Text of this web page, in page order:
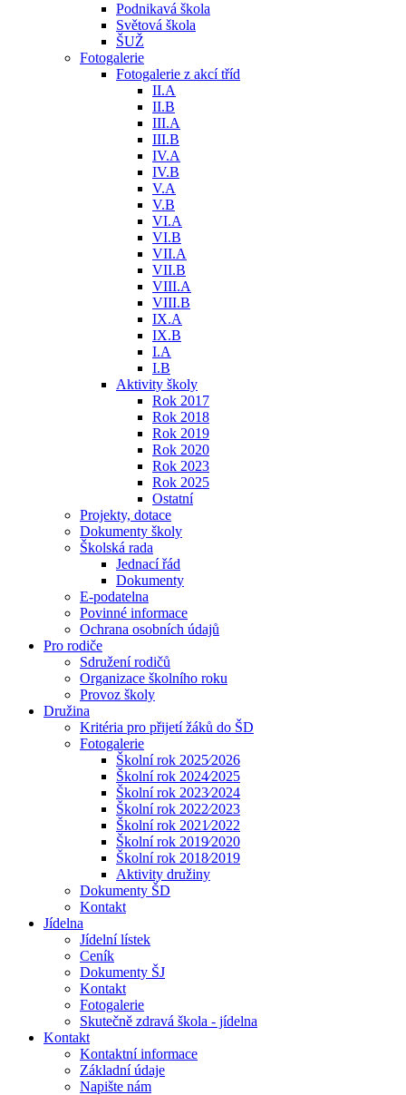
Podnikavá škola
Světová škola
ŠUŽ
Fotogalerie
Fotogalerie z akcí tříd
II.A
II.B
III.A
III.B
IV.A
IV.B
V.A
V.B
VI.A
VI.B
VII.A
VII.B
VIII.A
VIII.B
IX.A
IX.B
I.A
I.B
Aktivity školy
Rok 2017
Rok 2018
Rok 2019
Rok 2020
Rok 2023
Rok 2025
Ostatní
Projekty, dotace
Dokumenty školy
Školská rada
Jednací řád
Dokumenty
E-podatelna
Povinné informace
Ochrana osobních údajů
Pro rodiče
Sdružení rodičů
Organizace školního roku
Provoz školy
Družina
Kritéria pro přijetí žáků do ŠD
Fotogalerie
Školní rok 2025⁄2026
Školní rok 2024⁄2025
Školní rok 2023⁄2024
Školní rok 2022⁄2023
Školní rok 2021⁄2022
Školní rok 2019⁄2020
Školní rok 2018⁄2019
Aktivity družiny
Dokumenty ŠD
Kontakt
Jídelna
Jídelní lístek
Ceník
Dokumenty ŠJ
Kontakt
Fotogalerie
Skutečně zdravá škola - jídelna
Kontakt
Kontaktní informace
Základní údaje
Napište nám